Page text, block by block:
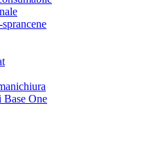
One